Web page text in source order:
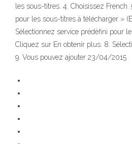
les sous-titres. 4. Choisissez
pour les sous-titres à télécharger »
Sélectionnez service prédéfini pour
Cliquez sur En obtenir plus. 8.
9. Vous pouvez ajouter 23/04/2015